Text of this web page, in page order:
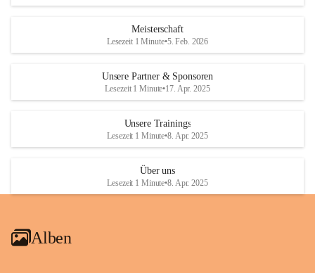
Meisterschaft
Lesezeit 1 Minute•5. Feb. 2026
Unsere Partner & Sponsoren
Lesezeit 1 Minute•17. Apr. 2025
Unsere Trainings
Lesezeit 1 Minute•8. Apr. 2025
Über uns
Lesezeit 1 Minute•8. Apr. 2025
Alben